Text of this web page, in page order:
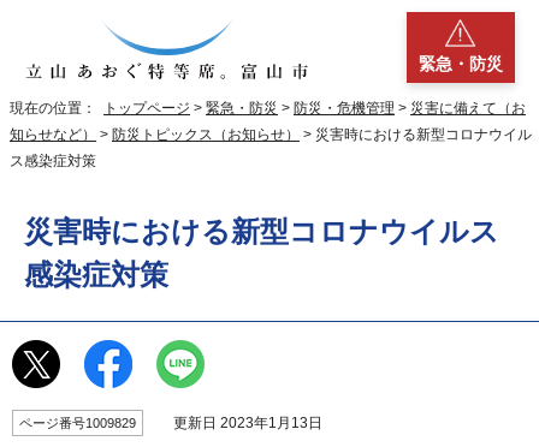
緊急・防災
現在の位置： トップページ > 緊急・防災 > 防災・危機管理 > 災害に備えて（お
知らせなど）
> 防災トピックス（お知らせ）
> 災害時における新型コロナウイル
ス感染症対策
災害時における新型コロナウイルス
感染症対策
ページ番号1009829 更新日 2023年1月13日